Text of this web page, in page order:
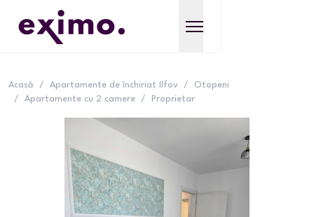
Acasă / Apartamente de închiriat Ilfov /
Otopeni
/
Apartamente cu 2 camere / Proprietar